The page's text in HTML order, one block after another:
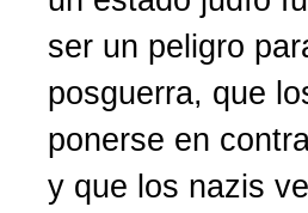
ser un peligro
posguerra, que
ponerse en
y que los nazis